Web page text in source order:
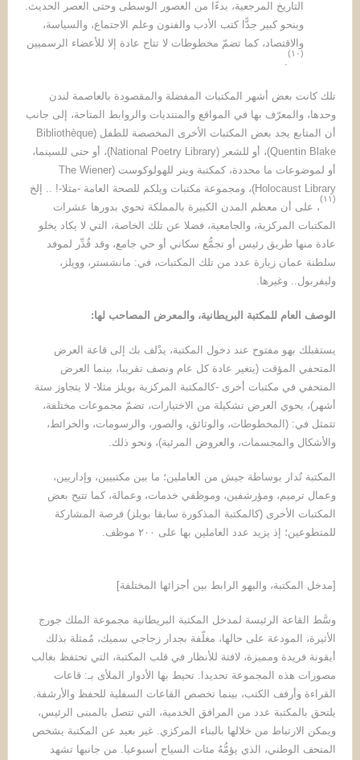
التاريخ المرجعية، بدءًا من العصور الوسطى وحتى العصر الحديث.
وبنحو كبير جدًّا كتب الأدب والفنون وعلم الاجتماع، والسياسة،
والاقتصاد، كما تضمّ مخطوطات لا تتاح عادة إلا للأعضاء الرسميين
(١٠)
تلك كانت بعض أشهر المكتبات المفضلة والمقصودة بالعاصمة لندن
وحدها، والمعرّف بها في المواقع والمنتديات والروابط المتاحة، إلى جانب
أن المتابع يجد بعض المكتبات الأخرى المخصصة للطفل (Bibliothèque
Quentin Blake)، أو للشعر (National Poetry Library)، أو حتى للسينما،
أو لموضوعات ما محددة، كمكتبة وينر للهولوكوست (The Wiener
Holocaust Library)، ومجموعة مكتبات ويلكم للصحة العامة -مثلا-! .. إلخ
(١١)
، على أن معظم المدن الكبيرة بالمملكة تحوي بدورها عشرات
المكتبات المركزية، والجامعية، فضلا عن تلك الخاصة، التي لا يكاد يخلو
عادة منها طريق رئيس أو تجمُّع سكاني أو حي جامع، وقد قُدِّر لموفد
سلطنة عمان زيارة عدد من تلك المكتبات، في: مانشستر، وويلز،
وليفربول.. وغيرها.
الوصف العام للمكتبة البريطانية، والمعرض المصاحب لها:
يستقبلك بهو مفتوح عند دخول المكتبة، يدْلف بك إلى قاعة العرض
المتحفي المؤقت (يتغير عادة كل عام ونصف تقريبا، بينما العرض
المتحفي في مكتبات أخرى -كالمكتبة المركزية بويلز مثلا- لا يتجاوز ستة
أشهر)، يحوي العرض تشكيلة من الاختيارات، تضمّ مجموعات مختلفة،
تتمثل في: (المخطوطات، والوثائق، والصور، والرسومات، والخرائط،
والأشكال والمجسمات، والعروض المرئية)، ونحو ذلك.
المكتبة تُدار بوساطة جيش من العاملين؛ ما بين مكتبيين، وإداريين،
وعمال ترميم، ومؤرشفين، وموظفي خدمات، وعمالة، كما تتيح بعض
المكتبات الأخرى (كالمكتبة المذكورة سابقا بويلز) فرصة المشاركة
للمتطوعين؛ إذ يزيد عدد العاملين بها على ٢٠٠ موظف.
[مدخل المكتبة، والبهو الرابط بين أجزائها المختلفة]
وسَّط القاعة الرئيسة لمدخل المكتبة البريطانية مجموعة الملك جورج
الأثيرة، المودعة على حالها، مغلّفة بجدار زجاجي سميك، مُمثلة بذلك
أيقونة فريدة ومميزة، لافتة للأنظار في قلب المكتبة، التي تحتفظ بغالب
مصورات هذه المجموعة تحديدا. تحيط بها الأدوار الملأى بـ: قاعات
القراءة وأرفف الكتب، بينما تخصص القاعات السفلية للحفظ والأرشفة.
يلتحق بالمكتبة عدد من المرافق الخدمية، التي تتصل بالمبنى الرئيس،
ويمكن الارتباط من خلالها بالبناء المركزي. غير بعيد عن المكتبة يشخص
المتحف الوطني، الذي يؤمُّهُ مئات السياح أسبوعيا. من جانبها تشهد